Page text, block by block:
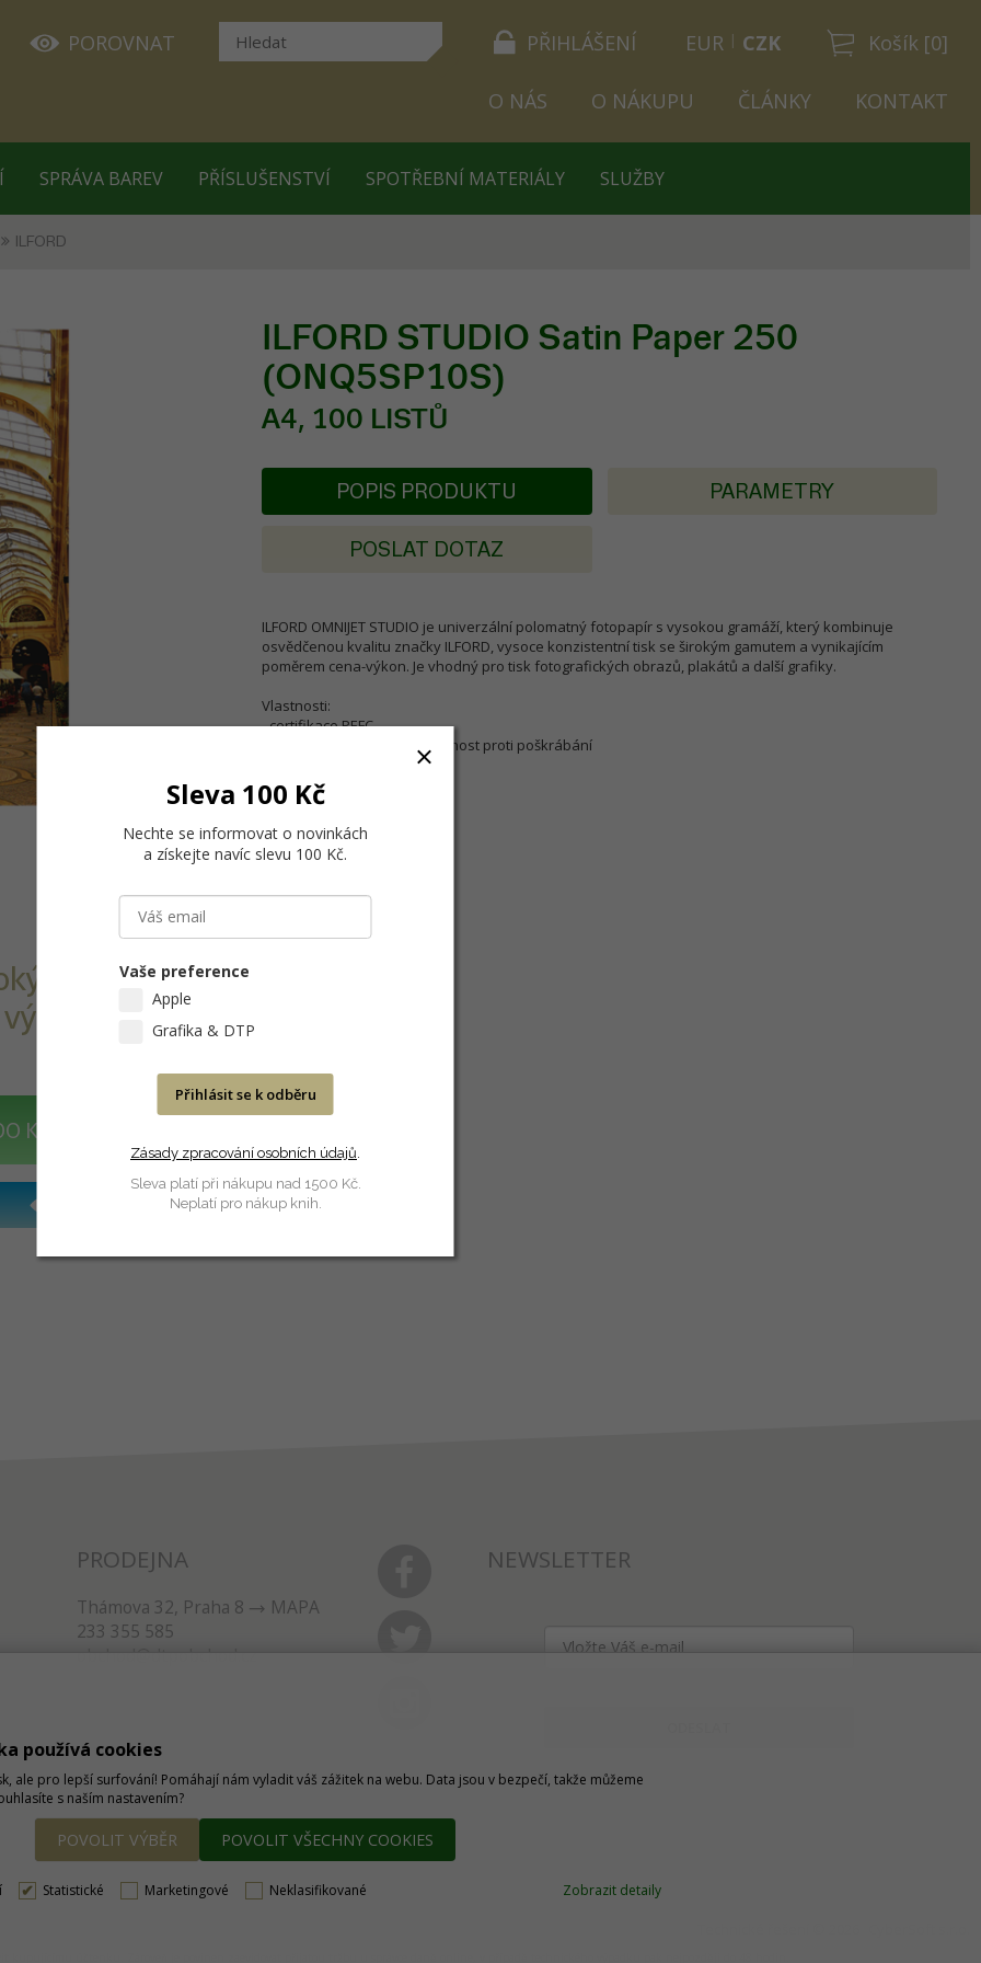
PŘIHLÁŠENÍ Košík [0]
POROVNAT EUR CZK
O NÁS O NÁKUPU ČLÁNKY KONTAKT
SPRÁVA BAREV PŘÍSLUŠENSTVÍ SPOTŘEBNÍ MATERIÁLY SLUŽBY
ILFORD
ILFORD STUDIO Satin Paper 250
(ONQ5SP10S)
A4, 100 LISTŮ
gamutem
DO KOŠÍKU
POPIS PRODUKTU PARAMETRY
POSLAT DOTAZ
ILFORD OMNIJET STUDIO je univerzální polomatný fotopapír s vysokou gramáží, který kombinuje
osvědčenou kvalitu značky ILFORD, vysoce konzistentní tisk se širokým gamutem a vynikajícím
poměrem cena-výkon. Je vhodný pro tisk fotografických obrazů, plakátů a další grafiky.
Vlastnosti:
- certifikace PEFC
- rychlé schnutí a dobrá odolnost proti poškrábání
PRODEJNA
Thámova 32, Praha 8
MAPA
233 355 585
obchod@dtpobchod.cz
NEWSLETTER
používá cookies
ale pro lepší surfování! Pomáhají nám vyladit váš zážitek na webu. Data jsou v bezpečí, takže můžeme
s naším nastavením?
POVOLIT VÝBĚR POVOLIT VŠECHNY COOKIES
Statistické Marketingové Neklasifikované Zobrazit detaily
Sleva 100 Kč
Nechte se informovat o novinkách
a získejte navíc slevu 100 Kč.
Vaše preference
Apple
Grafika & DTP
Přihlásit se k odběru
Zásady zpracování osobních údajů
Sleva platí při nákupu nad 1500 Kč.
Neplatí pro nákup knih.